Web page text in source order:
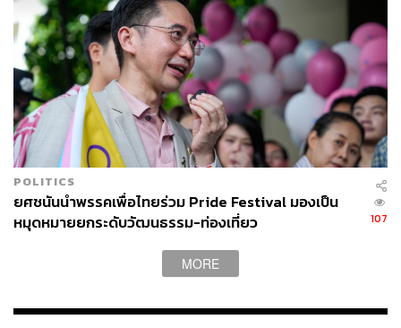
บรรณาธิการภาพ ประจำสำนักข่าว THE
STANDARD
ABOUT THE PHOTOGRAPHER
ณาฌารัฐ ภักดีอาสา
ช่างภาพข่าว ประจำสำนักข่าว THE
STANDARD
POLITICS
ยศชนันนำพรรคเพื่อไทยร่วม Pride Festival มองเป็น
หมุดหมายยกระดับวัฒนธรรม-ท่องเที่ยว
107
MORE